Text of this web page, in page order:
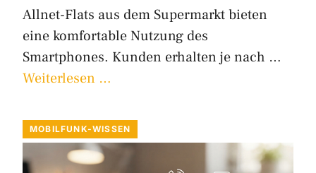
Allnet-Flats aus dem Supermarkt bieten
eine komfortable Nutzung des
Smartphones. Kunden erhalten je nach …
Weiterlesen …
MOBILFUNK-WISSEN